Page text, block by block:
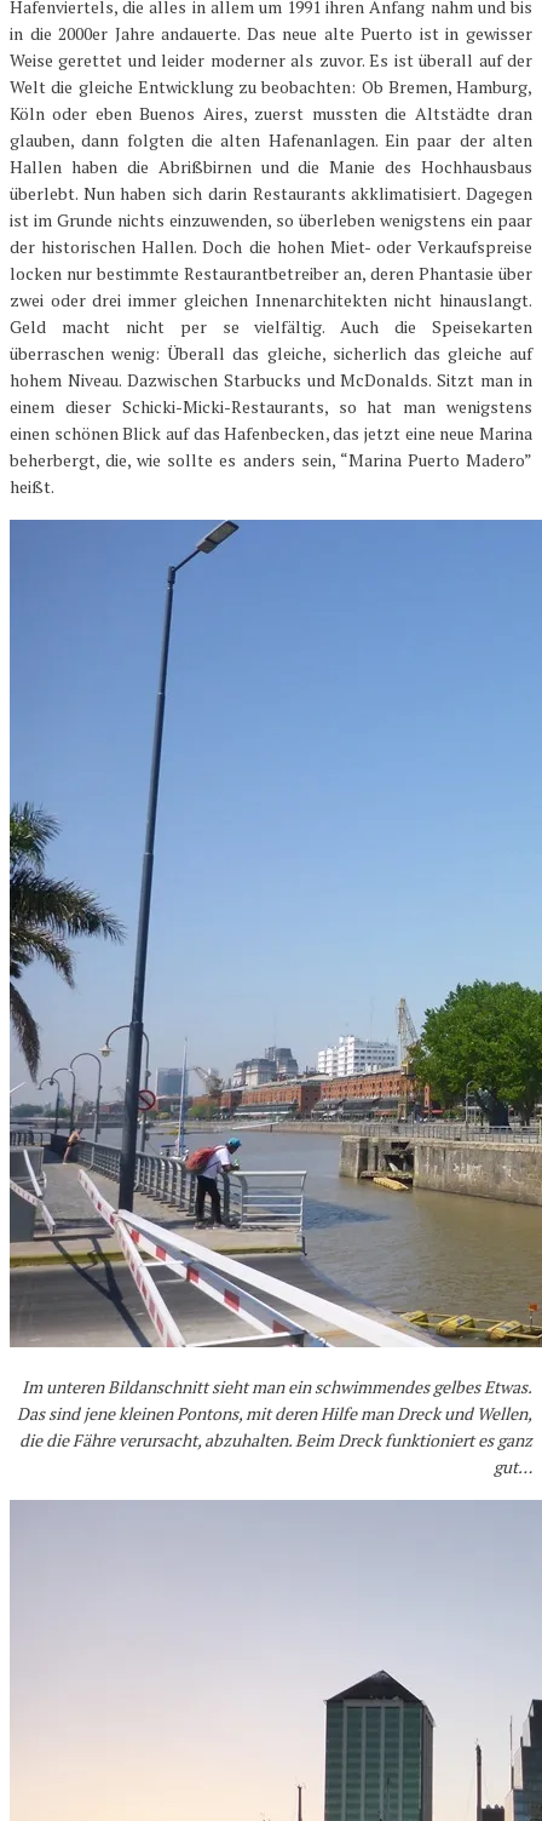
Hafenviertels, die alles in allem um 1991 ihren Anfang nahm und bis
in die 2000er Jahre andauerte. Das neue alte Puerto ist in gewisser
Weise gerettet und leider moderner als zuvor. Es ist überall auf der
Welt die gleiche Entwicklung zu beobachten: Ob Bremen, Hamburg,
Köln oder eben Buenos Aires, zuerst mussten die Altstädte dran
glauben, dann folgten die alten Hafenanlagen. Ein paar der alten
Hallen haben die Abrißbirnen und die Manie des Hochhausbaus
überlebt. Nun haben sich darin Restaurants akklimatisiert. Dagegen
ist im Grunde nichts einzuwenden, so überleben wenigstens ein paar
der historischen Hallen. Doch die hohen Miet- oder Verkaufspreise
locken nur bestimmte Restaurantbetreiber an, deren Phantasie über
zwei oder drei immer gleichen Innenarchitekten nicht hinauslangt.
Geld macht nicht per se vielfältig. Auch die Speisekarten
überraschen wenig: Überall das gleiche, sicherlich das gleiche auf
hohem Niveau. Dazwischen Starbucks und McDonalds. Sitzt man in
einem dieser Schicki-Micki-Restaurants, so hat man wenigstens
einen schönen Blick auf das Hafenbecken, das jetzt eine neue Marina
beherbergt, die, wie sollte es anders sein, “Marina Puerto Madero”
heißt.
Im unteren Bildanschnitt sieht man ein schwimmendes gelbes Etwas.
Das sind jene kleinen Pontons, mit deren Hilfe man Dreck und Wellen,
die die Fähre verursacht, abzuhalten. Beim Dreck funktioniert es ganz
gut…